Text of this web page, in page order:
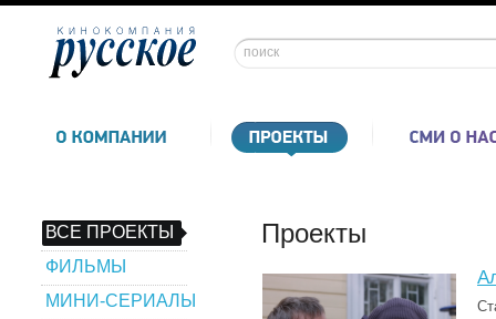
ВСЕ ПРОЕКТЫ
ФИЛЬМЫ
МИНИ-СЕРИАЛЫ
Проекты